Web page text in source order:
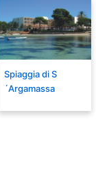
Spiaggia di S
´Argamassa